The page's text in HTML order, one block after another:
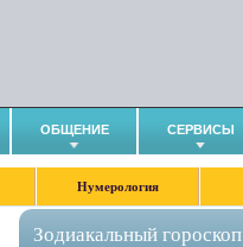
ОБЩЕНИЕ СЕРВИСЫ
Нумерология
Зодиакальный гороскоп